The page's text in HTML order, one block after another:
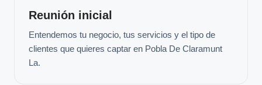
Reunión inicial
Entendemos tu negocio, tus servicios y el tipo de
clientes que quieres captar en Pobla De Claramunt
La.